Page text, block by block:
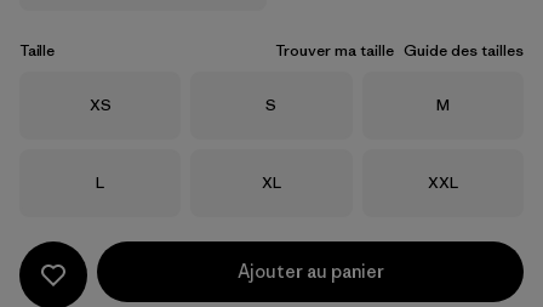
Taille Trouver ma taille Guide des tailles
Taille
XS Taille
S Taille
M
Taille
L Taille
XL Taille
XXL
Ajouter au panier